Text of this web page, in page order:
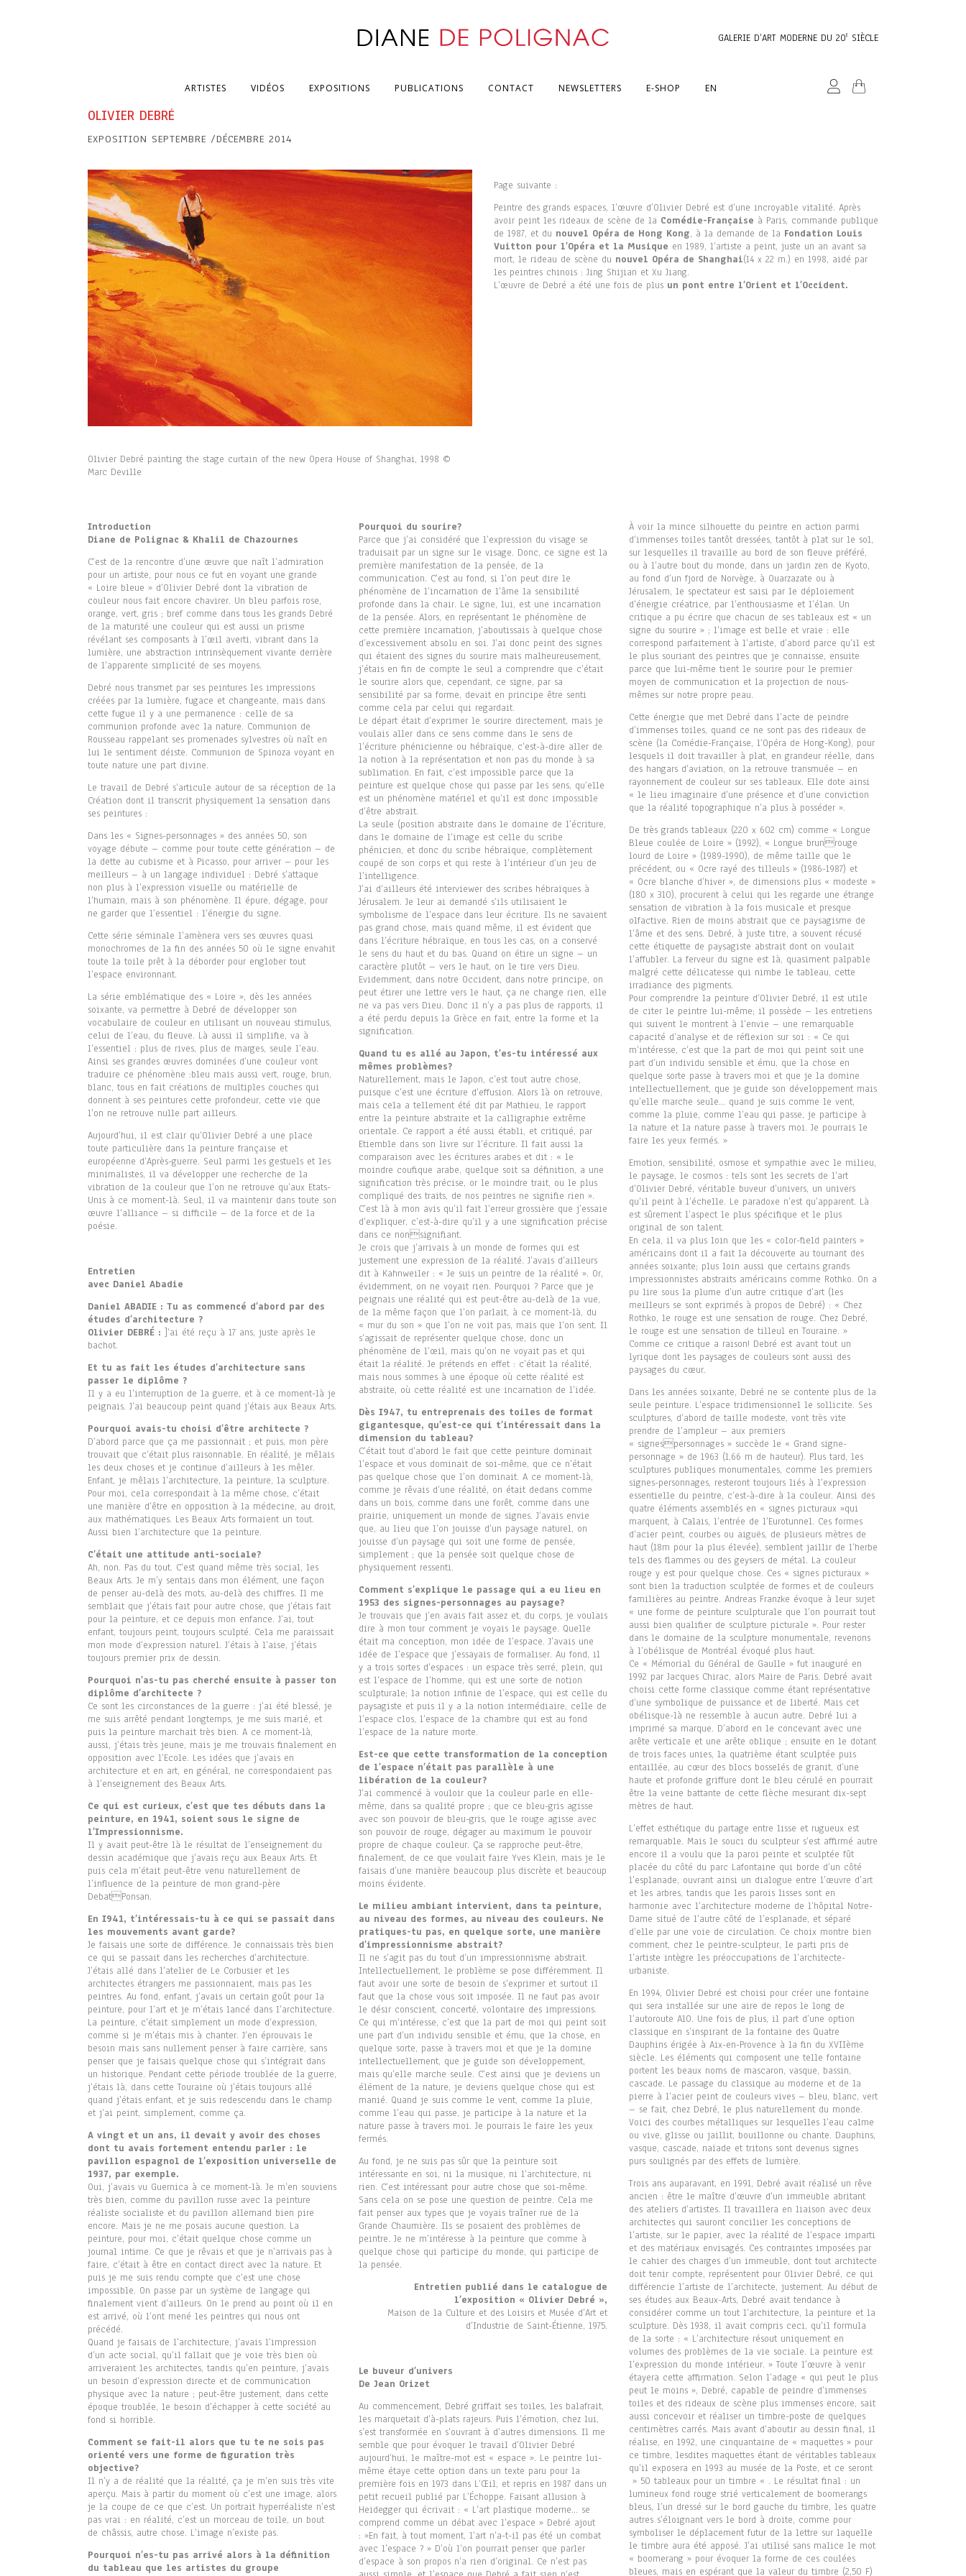
GALERIE D’ART MODERNE DU 20E SIÈCLE
ARTISTES VIDÉOS EXPOSITIONS PUBLICATIONS CONTACT NEWSLETTERS E-SHOP EN
OLIVIER DEBRÉ
EXPOSITION SEPTEMBRE /DÉCEMBRE 2014
Olivier Debré painting the stage curtain of the new Opera House of Shanghai, 1998 ©
Marc Deville
Page suivante :
Peintre des grands espaces, l’œuvre d’Olivier Debré est d’une incroyable vitalité. Après
avoir peint les rideaux de scène de la Comédie-Française à Paris, commande publique
de 1987, et du nouvel Opéra de Hong Kong, à la demande de la Fondation Louis
Vuitton pour l’Opéra et la Musique en 1989, l’artiste a peint, juste un an avant sa
mort, le rideau de scène du nouvel Opéra de Shanghai(14 x 22 m.) en 1998, aidé par
les peintres chinois : Jing Shijian et Xu Jiang.
L’œuvre de Debré a été une fois de plus un pont entre l’Orient et l’Occident.
Introduction
Diane de Polignac & Khalil de Chazournes
C’est de la rencontre d’une œuvre que naît l’admiration
pour un artiste, pour nous ce fut en voyant une grande
« Loire bleue » d’Olivier Debré dont la vibration de
couleur nous fait encore chavirer. Un bleu parfois rose,
orange, vert, gris ; bref comme dans tous les grands Debré
de la maturité une couleur qui est aussi un prisme
révélant ses composants à l’œil averti, vibrant dans la
lumière, une abstraction intrinsèquement vivante derrière
de l’apparente simplicité de ses moyens.
Debré nous transmet par ses peintures les impressions
créées par la lumière, fugace et changeante, mais dans
cette fugue il y a une permanence : celle de sa
communion profonde avec la nature. Communion de
Rousseau rappelant ses promenades sylvestres où naît en
lui le sentiment déiste. Communion de Spinoza voyant en
toute nature une part divine.
Le travail de Debré s’articule autour de sa réception de la
Création dont il transcrit physiquement la sensation dans
ses peintures :
Dans les « Signes-personnages » des années 50, son
voyage débute – comme pour toute cette génération – de
la dette au cubisme et à Picasso, pour arriver – pour les
meilleurs – à un langage individuel : Debré s’attaque
non plus à l’expression visuelle ou matérielle de
l’humain, mais à son phénomène. Il épure, dégage, pour
ne garder que l’essentiel : l’énergie du signe.
Cette série séminale l’amènera vers ses œuvres quasi
monochromes de la fin des années 50 où le signe envahit
toute la toile prêt à la déborder pour englober tout
l’espace environnant.
La série emblématique des « Loire », dès les années
soixante, va permettre à Debré de développer son
vocabulaire de couleur en utilisant un nouveau stimulus,
celui de l’eau, du fleuve. Là aussi il simplifie, va à
l’essentiel : plus de rives, plus de marges, seule l’eau.
Ainsi ses grandes œuvres dominées d’une couleur vont
traduire ce phénomène :bleu mais aussi vert, rouge, brun,
blanc, tous en fait créations de multiples couches qui
donnent à ses peintures cette profondeur, cette vie que
l’on ne retrouve nulle part ailleurs.
Aujourd’hui, il est clair qu’Olivier Debré a une place
toute particulière dans la peinture française et
européenne d’Après-guerre. Seul parmi les gestuels et les
minimalistes, il va développer une recherche de la
vibration de la couleur que l’on ne retrouve qu’aux Etats-
Unis à ce moment-là. Seul, il va maintenir dans toute son
œuvre l’alliance – si difficile – de la force et de la
poésie.
Entretien
avec Daniel Abadie
Daniel ABADIE : Tu as commencé d’abord par des
études d’architecture ?
Olivier DEBRÉ : ]’ai été reçu à 17 ans, juste après le
bachot.
Et tu as fait les études d’architecture sans
passer le diplôme ?
Il y a eu l’interruption de la guerre, et à ce moment-là je
peignais. J’ai beaucoup peint quand j’étais aux Beaux Arts.
Pourquoi avais-tu choisi d’être architecte ?
D’abord parce que ça me passionnait ; et puis, mon père
trouvait que c’était plus raisonnable. En réalité, je mêlais
les deux choses et je continue d’ailleurs à les mêler.
Enfant, je mêlais l’architecture, la peinture, la sculpture.
Pour moi, cela correspondait à la même chose, c’était
une manière d’être en opposition à la médecine, au droit,
aux mathématiques. Les Beaux Arts formaient un tout.
Aussi bien l’architecture que la peinture.
C’était une attitude anti-sociale?
Ah, non. Pas du tout. C’est quand même très social, les
Beaux Arts. Je m’y sentais dans mon élément, une façon
de penser au-delà des mots, au-delà des chiffres. Il me
semblait que j’étais fait pour autre chose, que j’étais fait
pour la peinture, et ce depuis mon enfance. J’ai, tout
enfant, toujours peint, toujours sculpté. Cela me paraissait
mon mode d’expression naturel. J’étais à l’aise, j’étais
toujours premier prix de dessin.
Pourquoi n’as-tu pas cherché ensuite à passer ton
diplôme d’architecte ?
Ce sont les circonstances de la guerre : j’ai été blessé, je
me suis arrêté pendant longtemps, je me suis marié, et
puis la peinture marchait très bien. A ce moment-là,
aussi, j’étais très jeune, mais je me trouvais finalement en
opposition avec l’Ecole. Les idées que j’avais en
architecture et en art, en général, ne correspondaient pas
à l’enseignement des Beaux Arts.
Ce qui est curieux, c’est que tes débuts dans la
peinture, en 1941, soient sous le signe de
l’Impressionnisme.
Il y avait peut-être là le résultat de l’enseignement du
dessin académique que j’avais reçu aux Beaux Arts. Et
puis cela m’était peut-être venu naturellement de
l’influence de la peinture de mon grand-père
DebatPonsan.
En I941, t’intéressais-tu à ce qui se passait dans
les mouvements avant garde?
Je faisais une sorte de différence. Je connaissais très bien
ce qui se passait dans les recherches d’architecture.
J’étais allé dans l’atelier de Le Corbusier et les
architectes étrangers me passionnaient, mais pas les
peintres. Au fond, enfant, j’avais un certain goût pour la
peinture, pour l’art et je m’étais lancé dans l’architecture.
La peinture, c’était simplement un mode d’expression,
comme si je m’étais mis à chanter. J’en éprouvais le
besoin mais sans nullement penser à faire carrière, sans
penser que je faisais quelque chose qui s’intégrait dans
un historique. Pendant cette période troublée de la guerre,
j’étais là, dans cette Touraine où j’étais toujours allé
quand j’étais enfant, et je suis redescendu dans le champ
et j’ai peint, simplement, comme ça.
A vingt et un ans, il devait y avoir des choses
dont tu avais fortement entendu parler : le
pavillon espagnol de l’exposition universelle de
1937, par exemple.
Oui, j’avais vu Guernica à ce moment-là. Je m’en souviens
très bien, comme du pavillon russe avec la peinture
réaliste socialiste et du pavillon allemand bien pire
encore. Mais je ne me posais aucune question. La
peinture, pour moi, c’était quelque chose comme un
journal intime. Ce que je rêvais et que je n’arrivais pas à
faire, c’était à être en contact direct avec la nature. Et
puis je me suis rendu compte que c’est une chose
impossible. On passe par un système de langage qui
finalement vient d’ailleurs. On le prend au point où il en
est arrivé, où l’ont mené les peintres qui nous ont
précédé.
Quand je faisais de l’architecture, j’avais l’impression
d’un acte social, qu’il fallait que je voie très bien où
arriveraient les architectes, tandis qu’en peinture, j’avais
un besoin d’expression directe et de communication
physique avec la nature ; peut-être justement, dans cette
époque troublée, le besoin d’échapper à cette société au
fond si horrible.
Comment se fait-il alors que tu te ne sois pas
orienté vers une forme de figuration très
objective?
Il n’y a de réalité que la réalité, ça je m’en suis très vite
aperçu. Mais à partir du moment où c’est une image, alors
je la coupe de ce que c’est. Un portrait hyperréaliste n’est
pas vrai : en réalité, c’est un morceau de toile, un bout
de châssis, autre chose. L’image n’existe pas.
Pourquoi n’es-tu pas arrivé alors à la définition
du tableau que les artistes du groupe
Pourquoi du sourire?
Parce que j’ai considéré que l’expression du visage se
traduisait par un signe sur le visage. Donc, ce signe est la
première manifestation de la pensée, de la
communication. C’est au fond, si l’on peut dire le
phénomène de l’incarnation de l’âme la sensibilité
profonde dans la chair. Le signe, lui, est une incarnation
de la pensée. Alors, en représentant le phénomène de
cette première incarnation, j’aboutissais à quelque chose
d’excessivement absolu en soi. J’ai donc peint des signes
qui étaient des signes du sourire mais malheureusement,
j’étais en fin de compte le seul a comprendre que c’était
le sourire alors que, cependant, ce signe, par sa
sensibilité par sa forme, devait en principe être senti
comme cela par celui qui regardait.
Le départ était d’exprimer le sourire directement, mais je
voulais aller dans ce sens comme dans le sens de
l’écriture phénicienne ou hébraïque, c’est-à-dire aller de
la notion à la représentation et non pas du monde à sa
sublimation. En fait, c’est impossible parce que la
peinture est quelque chose qui passe par les sens, qu’elle
est un phénomène matériel et qu’il est donc impossible
d’être abstrait.
La seule (position abstraite dans le domaine de l’écriture,
dans le domaine de l’image est celle du scribe
phénicien, et donc du scribe hébraïque, complètement
coupé de son corps et qui reste à l’intérieur d’un jeu de
l’intelligence.
J’ai d’ailleurs été interviewer des scribes hébraïques à
Jérusalem. Je leur ai demandé s’ils utilisaient le
symbolisme de l’espace dans leur écriture. Ils ne savaient
pas grand chose, mais quand même, il est évident que
dans l’écriture hébraïque, en tous les cas, on a conservé
le sens du haut et du bas. Quand on étire un signe – un
caractère plutôt – vers le haut, on le tire vers Dieu.
Evidemment, dans notre Occident, dans notre principe, on
peut étirer une lettre vers le haut, ça ne change rien, elle
ne va pas vers Dieu. Donc il n’y a pas plus de rapports, il
a été perdu depuis la Grèce en fait, entre la forme et la
signification.
Quand tu es allé au Japon, t’es-tu intéressé aux
mêmes problèmes?
Naturellement, mais le Japon, c’est tout autre chose,
puisque c’est une écriture d’effusion. Alors là on retrouve,
mais cela a tellement été dit par Mathieu, le rapport
entre la peinture abstraite et la calligraphie extrême
orientale. Ce rapport a été aussi établi, et critiqué, par
Etiemble dans son livre sur l’écriture. Il fait aussi la
comparaison avec les écritures arabes et dit : « le
moindre coufique arabe, quelque soit sa définition, a une
signification très précise, or le moindre trait, ou le plus
compliqué des traits, de nos peintres ne signifie rien ».
C’est là à mon avis qu’il fait l’erreur grossière que j’essaie
d’expliquer, c’est-à-dire qu’il y a une signification précise
dans ce nonsignifiant.
Je crois que j’arrivais à un monde de formes qui est
justement une expression de la réalité. J’avais d’ailleurs
dit à Kahnweiler : « Je suis un peintre de la réalité ». Or,
évidemment, on ne voyait rien. Pourquoi ? Parce que je
peignais une réalité qui est peut-être au-delà de la vue,
de la même façon que l’on parlait, à ce moment-là, du
« mur du son » que l’on ne voit pas, mais que l’on sent. Il
s’agissait de représenter quelque chose, donc un
phénomène de l’œil, mais qu’on ne voyait pas et qui
était la réalité. Je prétends en effet : c’était la réalité,
mais nous sommes à une époque où cette réalité est
abstraite, où cette réalité est une incarnation de l’idée.
Dès I947, tu entreprenais des toiles de format
gigantesque, qu’est-ce qui t’intéressait dans la
dimension du tableau?
C’était tout d’abord le fait que cette peinture dominait
l’espace et vous dominait de soi-même, que ce n’était
pas quelque chose que l’on dominait. A ce moment-là,
comme je rêvais d’une réalité, on était dedans comme
dans un bois, comme dans une forêt, comme dans une
prairie, uniquement un monde de signes. J’avais envie
que, au lieu que l’on jouisse d’un paysage naturel, on
jouisse d’un paysage qui soit une forme de pensée,
simplement ; que la pensée soit quelque chose de
physiquement ressenti.
Comment s’explique le passage qui a eu lieu en
1953 des signes-personnages au paysage?
Je trouvais que j’en avais fait assez et, du corps, je voulais
dire à mon tour comment je voyais le paysage. Quelle
était ma conception, mon idée de l’espace. J’avais une
idée de l’espace que j’essayais de formaliser. Au fond, il
y a trois sortes d’espaces : un espace très serré, plein, qui
est l’espace de l’homme, qui est une sorte de notion
sculpturale; la notion infinie de l’espace, qui est celle du
paysagiste et puis il y a la notion intermédiaire, celle de
l’espace clos, l’espace de la chambre qui est au fond
l’espace de la nature morte.
Est-ce que cette transformation de la conception
de l’espace n’était pas parallèle à une
libération de la couleur?
J’ai commencé à vouloir que la couleur parle en elle-
même, dans sa qualité propre ; que ce bleu-gris agisse
avec son pouvoir de bleu-gris, que le rouge agisse avec
son pouvoir de rouge, dégager au maximum le pouvoir
propre de chaque couleur. Ça se rapproche peut-être,
finalement, de ce que voulait faire Yves Klein, mais je le
faisais d’une manière beaucoup plus discrète et beaucoup
moins évidente.
Le milieu ambiant intervient, dans ta peinture,
au niveau des formes, au niveau des couleurs. Ne
pratiques-tu pas, en quelque sorte, une manière
d’impressionnisme abstrait?
Il ne s’agit pas du tout d’un impressionnisme abstrait.
Intellectuellement, le problème se pose différemment. Il
faut avoir une sorte de besoin de s’exprimer et surtout il
faut que la chose vous soit imposée. Il ne faut pas avoir
le désir conscient, concerté, volontaire des impressions.
Ce qui m’intéresse, c’est que la part de moi qui peint soit
une part d’un individu sensible et ému, que la chose, en
quelque sorte, passe à travers moi et que je la domine
intellectuellement, que je guide son développement,
mais qu’elle marche seule. C’est ainsi que je deviens un
élément de la nature, je deviens quelque chose qui est
manié. Quand je suis comme le vent, comme la pluie,
comme l’eau qui passe, je participe à la nature et la
nature passe à travers moi. Je pourrais le faire les yeux
fermés.
Au fond, je ne suis pas sûr que la peinture soit
intéressante en soi, ni la musique, ni l’architecture, ni
rien. C’est intéressant pour autre chose que soi-même.
Sans cela on se pose une question de peintre. Cela me
fait penser aux types que je voyais traîner rue de la
Grande Chaumière. Ils se posaient des problèmes de
peintre. Je ne m’intéresse à la peinture que comme à
quelque chose qui participe du monde, qui participe de
la pensée.
Entretien publié dans le catalogue de
l’exposition « Olivier Debré »,
Maison de la Culture et des Loisirs et Musée d’Art et
d’Industrie de Saint-Étienne, 1975.
Le buveur d’univers
De Jean Orizet
Au commencement, Debré griffait ses toiles, les balafrait,
les marquetait d’à-plats rajeurs. Puis l’émotion, chez lui,
s’est transformée en s’ouvrant à d’autres dimensions. Il me
semble que pour évoquer le travail d’Olivier Debré
aujourd’hui, le maître-mot est « espace ». Le peintre lui-
même étaye cette option dans un texte paru pour la
première fois en 1973 dans L’Œil, et repris en 1987 dans un
petit recueil publié par L’Échoppe. Faisant allusion à
Heidegger qui écrivait : « L’art plastique moderne… se
comprend comme un débat avec l’espace » Debré ajout
: »En fait, à tout moment, l’art n’a-t-il pas été un combat
avec l’espace ? » D’où l’on pourrait penser que parler
d’espace à son propos n’a rien d’original. Ce n’est pas
À voir la mince silhouette du peintre en action parmi
d’immenses toiles tantôt dressées, tantôt à plat sur le sol,
sur lesquelles il travaille au bord de son fleuve préféré,
ou à l’autre bout du monde, dans un jardin zen de Kyoto,
au fond d’un fjord de Norvège, à Ouarzazate ou à
Jérusalem, le spectateur est saisi par le déploiement
d’énergie créatrice, par l’enthousiasme et l’élan. Un
critique a pu écrire que chacun de ses tableaux est « un
signe du sourire » ; l’image est belle et vraie : elle
correspond parfaitement à l’artiste, d’abord parce qu’il est
le plus souriant des peintres que je connaisse, ensuite
parce que lui-même tient le sourire pour le premier
moyen de communication et la projection de nous-
mêmes sur notre propre peau.
Cette énergie que met Debré dans l’acte de peindre
d’immenses toiles, quand ce ne sont pas des rideaux de
scène (la Comédie-Française, l’Opéra de Hong-Kong), pour
lesquels il doit travailler à plat, en grandeur réelle, dans
des hangars d’aviation, on la retrouve transmuée – en
rayonnement de couleur sur ses tableaux. Elle dote ainsi
« le lieu imaginaire d’une présence et d’une conviction
que la réalité topographique n’a plus à posséder ».
De très grands tableaux (220 x 602 cm) comme « Longue
Bleue coulée de Loire » (1992), « Longue brunrouge
lourd de Loire » (1989-1990), de même taille que le
précédent, ou « Ocre rayé des tilleuls » (1986-1987) et
« Ocre blanche d’hiver », de dimensions plus « modeste »
(180 x 310), procurent à celui qui les regarde une étrange
sensation de vibration à la fois musicale et presque
olfactive. Rien de moins abstrait que ce paysagisme de
l’âme et des sens. Debré, à juste titre, a souvent récusé
cette étiquette de paysagiste abstrait dont on voulait
l’affubler. La ferveur du signe est là, quasiment palpable
malgré cette délicatesse qui nimbe le tableau, cette
irradiance des pigments.
Pour comprendre la peinture d’Olivier Debré, il est utile
de citer le peintre lui-même; il possède – les entretiens
qui suivent le montrent à l’envie – une remarquable
capacité d’analyse et de réflexion sur soi : « Ce qui
m’intéresse, c’est que la part de moi qui peint soit une
part d’un individu sensible et ému, que la chose en
quelque sorte passe à travers moi et que je la domine
intellectuellement, que je guide son développement mais
qu’elle marche seule… quand je suis comme le vent,
comme la pluie, comme l’eau qui passe, je participe à
la nature et la nature passe à travers moi. Je pourrais le
faire les yeux fermés. »
Emotion, sensibilité, osmose et sympathie avec le milieu,
le paysage, le cosmos : tels sont les secrets de l’art
d’Olivier Debré, véritable buveur d’univers, un univers
qu’il peint à l’échelle. Le paradoxe n’est qu’apparent. Là
est sûrement l’aspect le plus spécifique et le plus
original de son talent.
En cela, il va plus loin que les « color-field painters »
américains dont il a fait la découverte au tournant des
années soixante; plus loin aussi que certains grands
impressionnistes abstraits américains comme Rothko. On a
pu lire sous la plume d’un autre critique d’art (les
meilleurs se sont exprimés à propos de Debré) : « Chez
Rothko, le rouge est une sensation de rouge. Chez Debré,
le rouge est une sensation de tilleul en Touraine. »
Comme ce critique a raison! Debré est avant tout un
lyrique dont les paysages de couleurs sont aussi des
paysages du cœur.
Dans les années soixante, Debré ne se contente plus de la
seule peinture. L’espace tridimensionnel le sollicite. Ses
sculptures, d’abord de taille modeste, vont très vite
prendre de l’ampleur – aux premiers
« signespersonnages » succède le « Grand signe-
personnage » de 1963 (1,66 m de hauteur). Plus tard, les
sculptures publiques monumentales, comme les premiers
signes-personnages, resteront toujours liés à l’expression
essentielle du peintre, c’est-à-dire à la couleur. Ainsi des
quatre éléments assemblés en « signes picturaux »qui
marquent, à Calais, l’entrée de l’Eurotunnel. Ces formes
d’acier peint, courbes ou aiguës, de plusieurs mètres de
haut (18m pour la plus élevée), semblent jaillir de l’herbe
tels des flammes ou des geysers de métal. La couleur
rouge y est pour quelque chose. Ces « signes picturaux »
sont bien la traduction sculptée de formes et de couleurs
familières au peintre. Andreas Franzke évoque à leur sujet
« une forme de peinture sculpturale que l’on pourrait tout
aussi bien qualifier de sculpture picturale ». Pour rester
dans le domaine de la sculpture monumentale, revenons
à l’obélisque de Montréal évoqué plus haut.
Ce « Mémorial du Général de Gaulle » fut inauguré en
1992 par Jacques Chirac, alors Maire de Paris. Debré avait
choisi cette forme classique comme étant représentative
d’une symbolique de puissance et de liberté. Mais cet
obélisque-là ne ressemble à aucun autre. Debré lui a
imprimé sa marque. D’abord en le concevant avec une
arête verticale et une arête oblique ; ensuite en le dotant
de trois faces unies, la quatrième étant sculptée puis
entaillée, au cœur des blocs bosselés de granit, d’une
haute et profonde griffure dont le bleu cérulé en pourrait
être la veine battante de cette flèche mesurant dix-sept
mètres de haut.
L’effet esthétique du partage entre lisse et rugueux est
remarquable. Mais le souci du sculpteur s’est affirmé autre
encore il a voulu que la paroi peinte et sculptée fût
placée du côté du parc Lafontaine qui borde d’un côté
l’esplanade, ouvrant ainsi un dialogue entre l’œuvre d’art
et les arbres, tandis que les parois lisses sont en
harmonie avec l’architecture moderne de l’hôpital Notre-
Dame situé de l’autre côté de l’esplanade, et séparé
d’elle par une voie de circulation. Ce choix montre bien
comment, chez le peintre-sculpteur, le parti pris de
l’artiste intègre les préoccupations de l’architecte-
urbaniste.
En 1994, Olivier Debré est choisi pour créer une fontaine
qui sera installée sur une aire de repos le long de
l’autoroute A10. Une fois de plus, il part d’une option
classique en s’inspirant de la fontaine des Quatre
Dauphins érigée à Aix-en-Provence à la fin du XVIIème
siècle. Les éléments qui composent une telle fontaine
portent les beaux noms de mascaron, vasque, bassin,
cascade. Le passage du classique au moderne et de la
pierre à l’acier peint de couleurs vives – bleu, blanc, vert
– se fait, chez Debré, le plus naturellement du monde.
Voici des courbes métalliques sur lesquelles l’eau calme
ou vive, glisse ou jaillit, bouillonne ou chante. Dauphins,
vasque, cascade, naïade et tritons sont devenus signes
purs soulignés par des effets de lumière.
Trois ans auparavant, en 1991, Debré avait réalisé un rêve
ancien : être le maître d’œuvre d’un immeuble abritant
des ateliers d’artistes. Il travaillera en liaison avec deux
architectes qui sauront concilier les conceptions de
l’artiste, sur le papier, avec la réalité de l’espace imparti
et des matériaux envisagés. Ces contraintes imposées par
le cahier des charges d’un immeuble, dont tout architecte
doit tenir compte, représentent pour Olivier Debré, ce qui
différencie l’artiste de l’architecte, justement. Au début de
ses études aux Beaux-Arts, Debré avait tendance à
considérer comme un tout l’architecture, la peinture et la
sculpture. Dès 1938, il avait compris ceci, qu’il formula
de la sorte : « L’architecture résout uniquement en
volumes des problèmes de la vie sociale. La peinture est
l’expression du monde intérieur. » Toute l’œuvre à venir
étayera cette affirmation. Selon l’adage « qui peut le plus
peut le moins », Debré, capable de peindre d’immenses
toiles et des rideaux de scène plus immenses encore, sait
aussi concevoir et réaliser un timbre-poste de quelques
centimètres carrés. Mais avant d’aboutir au dessin final, il
réalise, en 1992, une cinquantaine de « maquettes » pour
ce timbre, lesdites maquettes étant de véritables tableaux
qu’il exposera en 1993 au musée de la Poste, et ce seront
» 50 tableaux pour un timbre « . Le résultat final : un
lumineux fond rouge strié verticalement de boomerangs
bleus, l’un dressé sur le bord gauche du timbre, les quatre
autres s’éloignant vers le bord à droite, comme pour
symboliser le déplacement futur de la lettre sur laquelle
le timbre aura été apposé. J’ai utilisé sans malice le mot
« boomerang » pour évoquer la forme de ces coulées
bleues, mais en espérant que la valeur du timbre (2,50 F)